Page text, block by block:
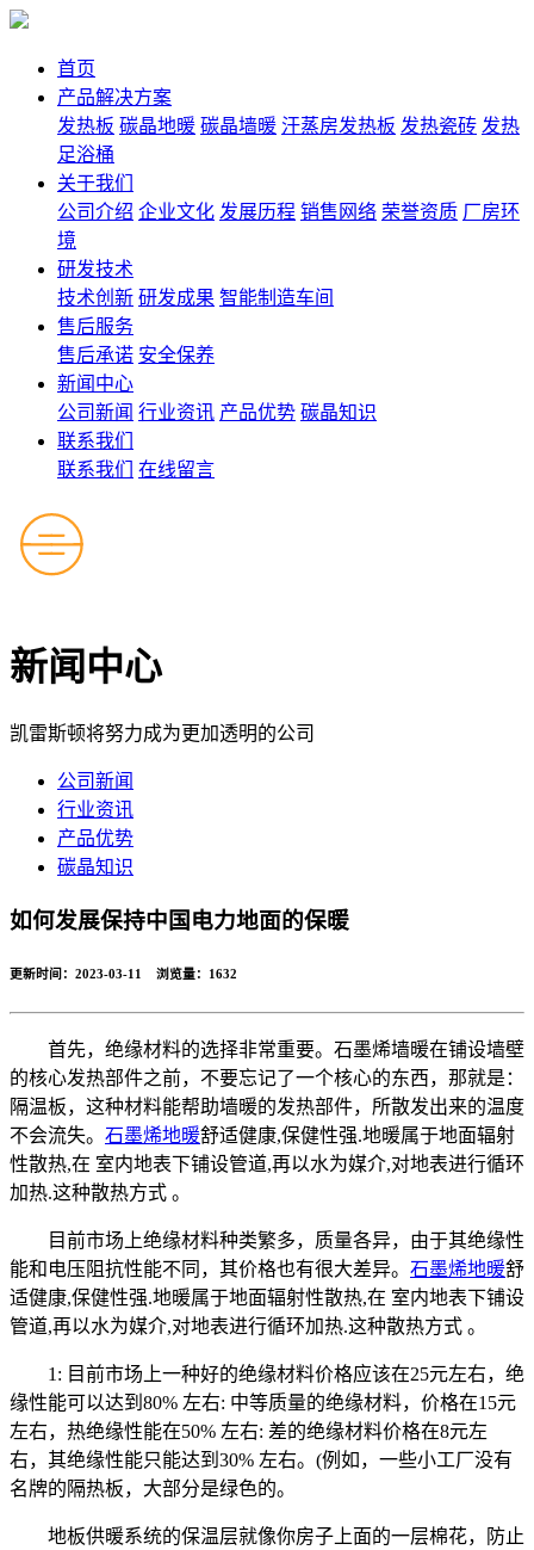
首页
产品解决方案
发热板 碳晶地暖 碳晶墙暖 汗蒸房发热板 发热瓷砖 发热
足浴桶
关于我们
公司介绍 企业文化 发展历程 销售网络 荣誉资质 厂房环
境
研发技术
技术创新 研发成果 智能制造车间
售后服务
售后承诺 安全保养
新闻中心
公司新闻 行业资讯 产品优势 碳晶知识
联系我们
联系我们
在线留言
新闻中心
凯雷斯顿将努力成为更加透明的公司
公司新闻
行业资讯
产品优势
碳晶知识
如何发展保持中国电力地面的保暖
更新时间：2023-03-11 浏览量： 1632
首先，绝缘材料的选择非常重要。石墨烯墙暖在铺设墙壁
的核心发热部件之前，不要忘记了一个核心的东西，那就是：
隔温板，这种材料能帮助墙暖的发热部件，所散发出来的温度
不会流失。 石墨烯地暖舒适健康,保健性强.地暖属于地面辐射
性散热,在 室内地表下铺设管道,再以水为媒介,对地表进行循环
加热.这种散热方式 。
目前市场上绝缘材料种类繁多，质量各异，由于其绝缘性
能和电压阻抗性能不同，其价格也有很大差异。 石墨烯地暖舒
适健康,保健性强.地暖属于地面辐射性散热,在 室内地表下铺设
管道,再以水为媒介,对地表进行循环加热.这种散热方式 。
1: 目前市场上一种好的绝缘材料价格应该在25元左右，绝
缘性能可以达到80% 左右: 中等质量的绝缘材料，价格在15元
左右，热绝缘性能在50% 左右: 差的绝缘材料价格在8元左
右，其绝缘性能只能达到30% 左右。(例如，一些小工厂没有
名牌的隔热板，大部分是绿色的。
地板供暖系统的保温层就像你房子上面的一层棉花，防止